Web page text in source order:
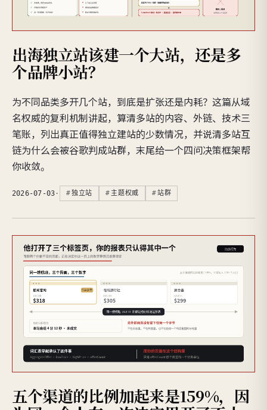
出海独立站该建一个大站，还是多
个品牌小站？
为不同品类多开几个站，到底是扩张还是内耗？这篇从域
名权威的复利机制讲起，算清多站的内容、外链、技术三
笔账，列出真正值得独立建站的少数情况，并说清多站互
链为什么会被谷歌判成站群，末尾给一个四问决策框架帮
你收敛。
2026-07-03 · 独立站 主题权威 站群
五个渠道的比例加起来是159%，因